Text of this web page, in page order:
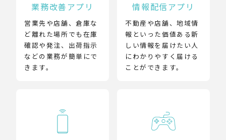
業務改善アプリ
営業先や店舗、倉庫な
ど離れた場所でも在庫
確認や発注、出荷指示
などの業務が簡単にで
きます。
情報配信アプリ
不動産や店舗、地域情
報といった価値ある新
しい情報を届けたい人
にわかりやすく届ける
ことができます。